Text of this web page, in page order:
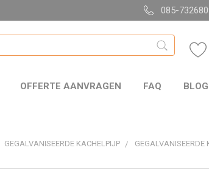
085-
OFFERTE AANVRAGEN FAQ BLOG
GEGALVANISEERDE KACHELPIJP